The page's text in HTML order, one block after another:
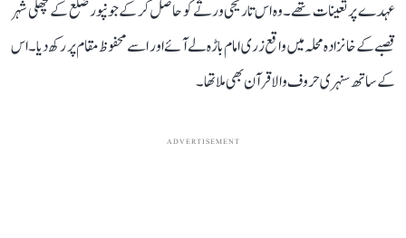
عہدے پر تعینات تھے۔ وہ اس تاریخی ورثے کو حاصل کر کے جونپور ضلع کے مچھلی شہر
قصبے کے خانزادہ محلہ میں واقع زری امام باڑہ لے آئے اور اسے محفوظ مقام پر رکھ دیا۔ اس
کے ساتھ سنہری حروف والا قرآن بھی ملا تھا۔
ADVERTISEMENT